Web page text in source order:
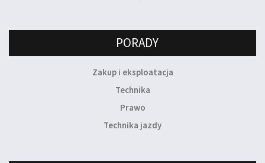
PORADY
Zakup i eksploatacja
Technika
Prawo
Technika jazdy